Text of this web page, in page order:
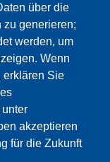
über die
zu generieren;
werden, um
Wenn
erklären Sie
akzeptieren
für die Zukunft
потому что
приняты.
MAPS.